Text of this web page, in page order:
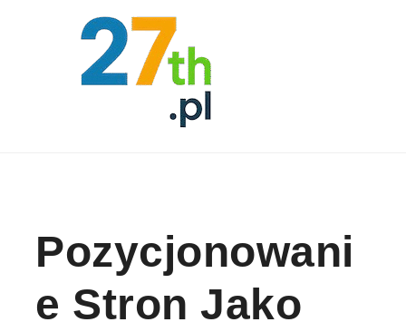
Pozycjonowani
E Stron Jako